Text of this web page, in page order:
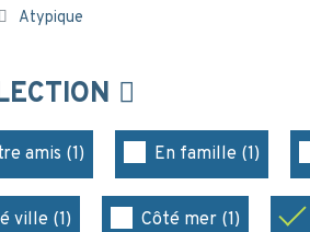
Atypique
amis (1) En famille (1)
ville (1) Côté mer (1)